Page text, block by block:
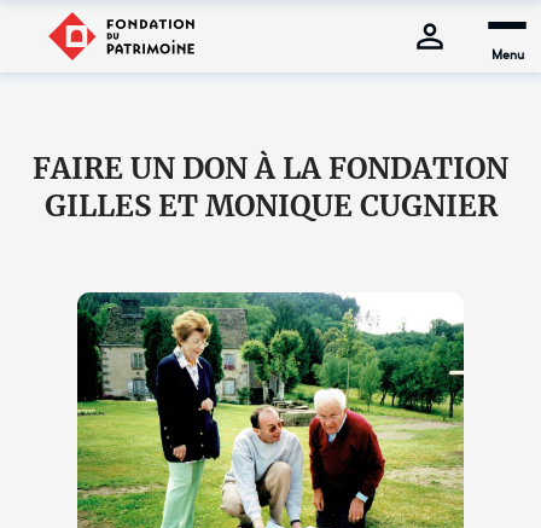
Menu
FAIRE UN DON À LA FONDATION
GILLES ET MONIQUE CUGNIER